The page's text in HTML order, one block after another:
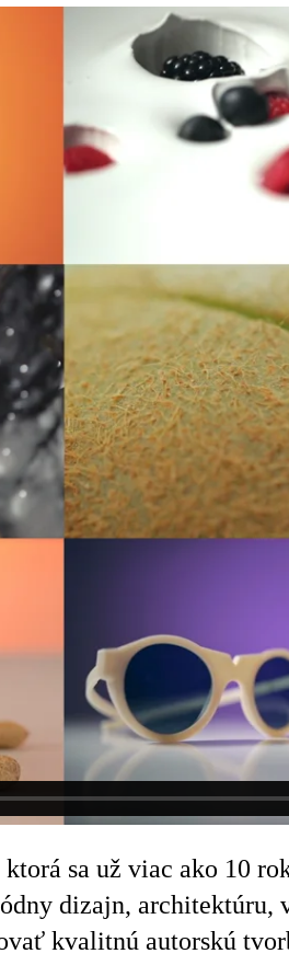
sa už viac ako 10
dizajn,
kvalitnú autorskú